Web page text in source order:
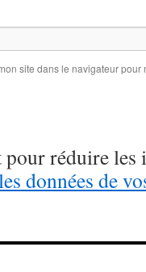
site dans le navigateur
réduire les
données de